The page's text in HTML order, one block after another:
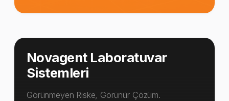
Novagent Laboratuvar
Sistemleri
Görünmeyen Riske, Görünür Çözüm.